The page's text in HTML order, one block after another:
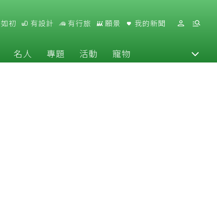
初 有設計 有行旅 願景 我的新聞
名人 專題 活動 寵物